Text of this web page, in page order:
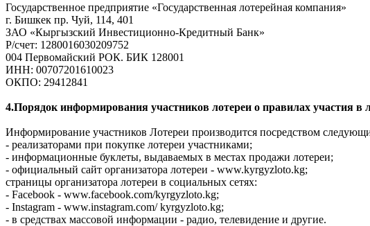
Государственное предприятие «Государственная лотерейная компания»
г. Бишкек пр. Чуй, 114, 401
ЗАО «Кыргызский Инвестиционно-Кредитный Банк»
Р/счет: 1280016030209752
004 Первомайский РОК. БИК 128001
ИНН: 00707201610023
ОКПО: 29412841
4.Порядок информирования участников лотереи о правилах участия в
Информирование участников Лотереи производится посредством
- реализаторами при покупке лотереи участниками;
- информационные буклеты, выдаваемых в местах продажи лотереи;
- официальный сайт организатора лотереи - www.kyrgyzloto.kg;
страницы организатора лотереи в социальных сетях:
- Facebook - www.facebook.com/kyrgyzloto.kg;
- Instagram - www.instagram.com/ kyrgyzloto.kg;
- в средствах массовой информации - радио, телевидение и другие.